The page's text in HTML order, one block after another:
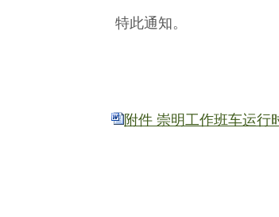
特此通知。
附件 崇明工作班车运行